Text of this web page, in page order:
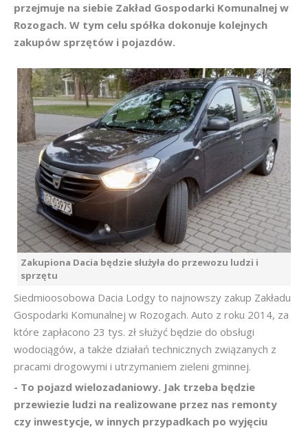
przejmuje na siebie Zakład Gospodarki Komunalnej w
Rozogach. W tym celu spółka dokonuje kolejnych
zakupów sprzętów i pojazdów.
Zakupiona Dacia będzie służyła do przewozu ludzi i
sprzętu
Siedmioosobowa Dacia Lodgy to najnowszy zakup Zakładu
Gospodarki Komunalnej w Rozogach. Auto z roku 2014, za
które zapłacono 23 tys. zł służyć będzie do obsługi
wodociągów, a także działań technicznych związanych z
pracami drogowymi i utrzymaniem zieleni gminnej.
- To pojazd wielozadaniowy. Jak trzeba będzie
przewiezie ludzi na realizowane przez nas remonty
czy inwestycje, w innych przypadkach po wyjęciu